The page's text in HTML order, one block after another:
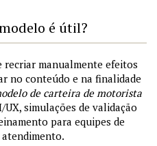
é útil?
recriar manualmente efeitos
no conteúdo e na finalidade
de carteira de motorista
simulações de validação
para equipes de